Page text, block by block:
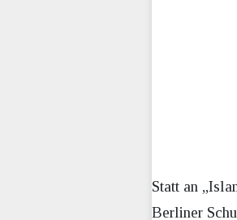
Statt an
Berliner